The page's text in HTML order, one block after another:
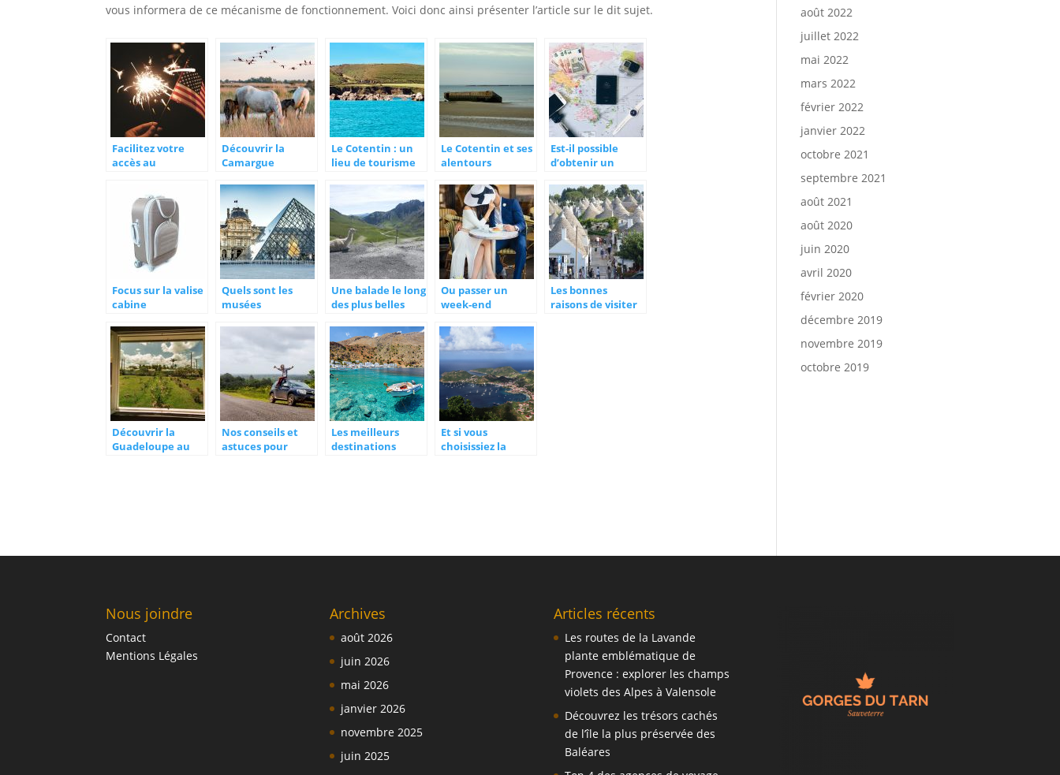
vous informera de ce mécanisme de fonctionnement. Voici donc ainsi présenter l’article sur le dit sujet.
Facilitez votre
accès au
formulaire Esta
Découvrir la
Camargue
Le Cotentin : un
lieu de tourisme
Le Cotentin et ses
alentours
Est-il possible
d’obtenir un
européen par
investissement ?
Focus sur la valise
cabine
Quels sont les
musées
en Ile de France ?
Une balade le long
des plus belles
Ou passer un
week-end
inoubliable en
France ?
Les bonnes
raisons de visiter
Découvrir la
Guadeloupe au
Nos conseils et
astuces pour
Les meilleurs
destinations
Et si vous
choisissiez la
août 2022
juillet 2022
mai 2022
mars 2022
février 2022
janvier 2022
octobre 2021
septembre 2021
août 2021
août 2020
juin 2020
avril 2020
février 2020
décembre 2019
novembre 2019
octobre 2019
Nous joindre
Contact
Mentions Légales
Archives
août 2026
juin 2026
mai 2026
janvier 2026
novembre 2025
juin 2025
Articles récents
Les routes de la Lavande
plante emblématique de
Provence : explorer les champs
violets des Alpes à Valensole
Découvrez les trésors cachés
de l’île la plus préservée des
Baléares